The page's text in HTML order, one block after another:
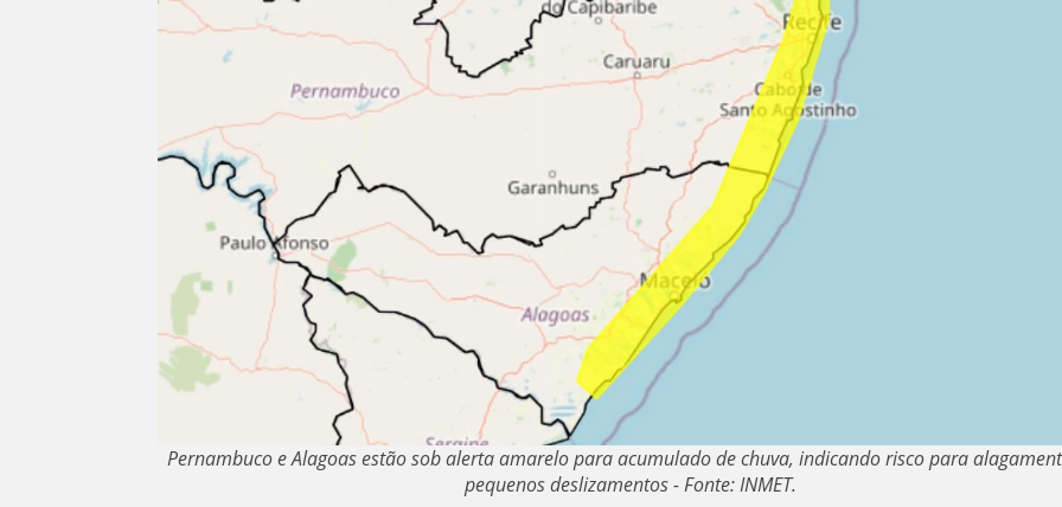
Pernambuco e Alagoas estão sob alerta amarelo para acumulado de chuva, indicando risco para
pequenos deslizamentos - Fonte: INMET.